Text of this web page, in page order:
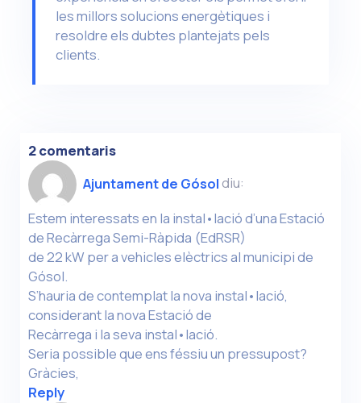
les millors solucions energètiques i
resoldre els dubtes plantejats pels
clients.
2 comentaris
Ajuntament de Gósol diu:
Estem interessats en la instal•lació d’una Estació
de Recàrrega Semi-Ràpida (EdRSR)
de 22 kW per a vehicles elèctrics al municipi de
Gósol.
S’hauria de contemplat la nova instal•lació,
considerant la nova Estació de
Recàrrega i la seva instal•lació.
Seria possible que ens féssiu un pressupost?
Gràcies,
Reply